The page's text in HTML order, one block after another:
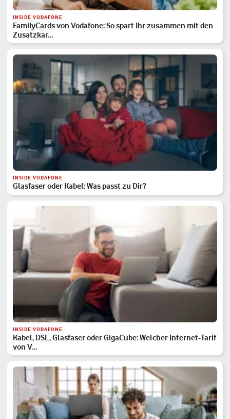
INSIDE VODAFONE
FamilyCards von Vodafone: So spart Ihr zusammen mit den
Zusatzkar…
INSIDE VODAFONE
Glasfaser oder Kabel: Was passt zu Dir?
INSIDE VODAFONE
Kabel, DSL, Glasfaser oder GigaCube: Welcher Internet-Tarif
von V…